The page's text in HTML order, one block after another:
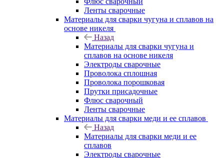
Ленты сварочные
Материалы для сварки чугуна и сплавов на
основе никеля
Назад
Материалы для сварки чугуна и
сплавов на основе никеля
Электроды сварочные
Проволока сплошная
Проволока порошковая
Прутки присадочные
Флюс сварочный
Ленты сварочные
Материалы для сварки меди и ее сплавов
Назад
Материалы для сварки меди и ее
сплавов
Электроды сварочные